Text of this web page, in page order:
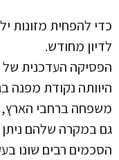
כדי להפחית מזונות
לדיון מחודש.
היוותה נקודת מפנה
משפחה ברחבי הארץ,
גם במקרה שלהם
הסכמים רבים שונו